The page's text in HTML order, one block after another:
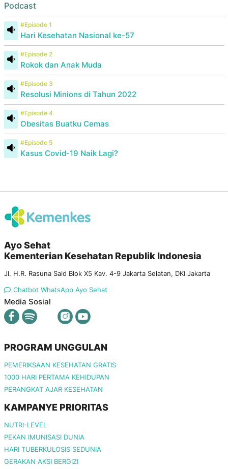
Podcast
#Episode 1
Hari Kesehatan Nasional ke-57
#Episode 2
Rokok dan Anak Muda
#Episode 3
Resolusi Minions di Tahun 2022
#Episode 4
Obesitas Buatku Cemas
#Episode 5
Kasus Covid-19 Naik Lagi?
Ayo Sehat
Kementerian Kesehatan Republik Indonesia
Jl. H.R. Rasuna Said Blok X5 Kav. 4-9 Jakarta Selatan, DKI Jakarta
Chatbot WhatsApp Ayo Sehat
Media Sosial
PROGRAM UNGGULAN
PEMERIKSAAN KESEHATAN GRATIS
1000 HARI PERTAMA KEHIDUPAN
PERANGKAT AJAR KESEHATAN
KAMPANYE PRIORITAS
NUTRI-LEVEL
PEKAN IMUNISASI DUNIA
HARI TUBERKULOSIS SEDUNIA
GERAKAN AKSI BERGIZI